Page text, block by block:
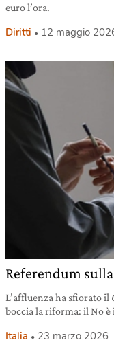
euro l’ora.
Diritti 12 maggio
Referendum
L’affluenza ha sfiorato
boccia la riforma: il No
Italia 23 marzo 2026